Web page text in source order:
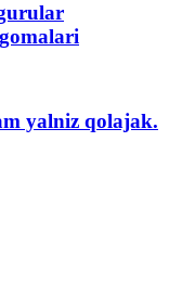
yalniz qolajak.